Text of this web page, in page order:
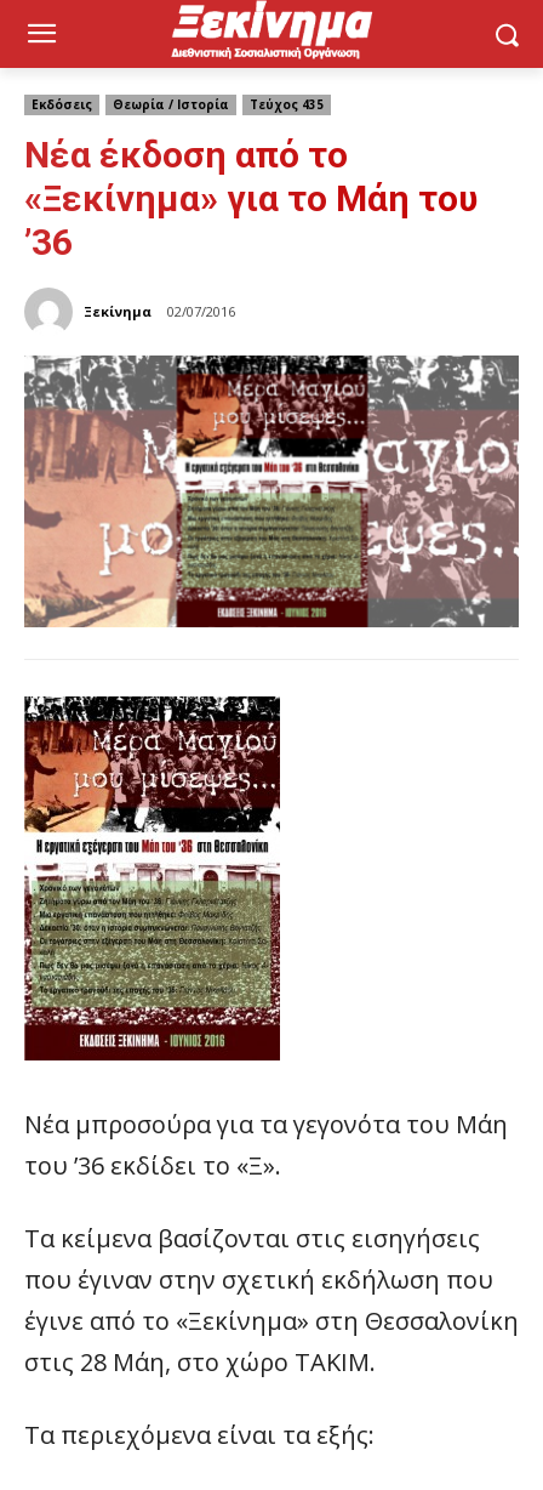
Εκδόσεις Θεωρία / Ιστορία Τεύχος 435
Νέα έκδοση από το
«Ξεκίνημα» για το Μάη του
’36
Ξεκίνημα 02/07/2016
Νέα μπροσούρα για τα γεγονότα του Μάη
του ’36 εκδίδει το «Ξ».
Τα κείμενα βασίζονται στις εισηγήσεις
που έγιναν στην σχετική εκδήλωση που
έγινε από το «Ξεκίνημα» στη Θεσσαλονίκη
στις 28 Μάη, στο χώρο ΤΑΚΙΜ.
Τα περιεχόμενα είναι τα εξής: